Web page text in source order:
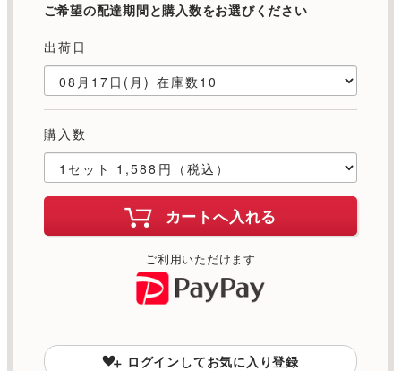
ご希望の配達期間と購入数をお選びください
出荷日
購入数
カートへ入れる
ご利用いただけます
ログインしてお気に入り登録